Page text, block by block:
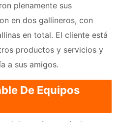
plenamente sus
en dos gallineros, con
en total. El cliente está
productos y servicios y
a sus amigos.
De Equipos